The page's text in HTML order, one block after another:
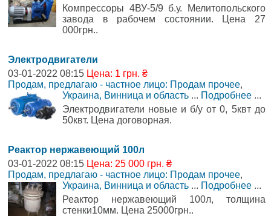
Компрессоры 4ВУ-5/9 б.у. Мелитопольского
завода в рабочем состоянии. Цена 27
000грн..
Электродвигатели
03-01-2022 08:15 Цена: 1 грн. ₴
Продам, предлагаю - частное лицо: Продам прочее,
Украина, Винница и область ... Подробнее ...
Электродвигатели новые и б/у от 0, 5квт до
50квт. Цена договорная.
Реактор нержавеющий 100л
03-01-2022 08:15 Цена: 25 000 грн. ₴
Продам, предлагаю - частное лицо: Продам прочее,
Украина, Винница и область ... Подробнее ...
Реактор нержавеющий 100л, толщина
стенки10мм. Цена 25000грн..